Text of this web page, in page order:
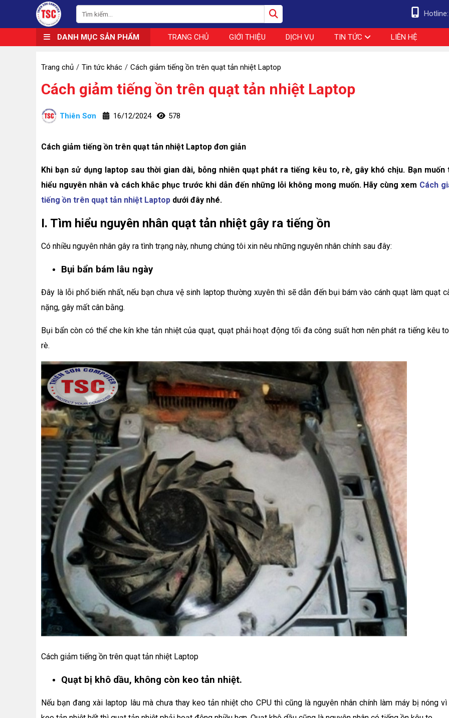
DANH MỤC SẢN PHẨM TRANG CHỦ GIỚI THIỆU DỊCH VỤ TIN TỨC LIÊN HỆ
Trang chủ Tin tức khác Cách giảm tiếng ồn trên quạt tản nhiệt Laptop
Cách giảm tiếng ồn trên quạt tản nhiệt Laptop
Thiên Sơn 16/12/2024 578
Cách giảm tiếng ồn trên quạt tản nhiệt Laptop đơn giản
Khi bạn sử dụng laptop sau thời gian dài, bỗng nhiên quạt phát ra tiếng kêu to, rè, gây khó chịu. Bạn muốn
hiểu nguyên nhân và cách khắc phục trước khi dẫn đến những lỗi không mong muốn. Hãy cùng xem Cách
tiếng ồn trên quạt tản nhiệt Laptop dưới đây nhé.
I. Tìm hiểu nguyên nhân quạt tản nhiệt gây ra tiếng ồn
Có nhiều nguyên nhân gây ra tình trạng này, nhưng chúng tôi xin nêu những nguyên nhân chính sau đây:
Bụi bẩn bám lâu ngày
Đây là lỗi phổ biến nhất, nếu bạn chưa vệ sinh laptop thường xuyên thì sẽ dẫn đến bụi bám vào cánh quạt làm quạt
nặng, gây mất cân bằng.
Bụi bẩn còn có thể che kín khe tản nhiệt của quạt, quạt phải hoạt động tối đa công suất hơn nên phát ra tiếng kêu
rè.
Cách giảm tiếng ồn trên quạt tản nhiệt Laptop
Quạt bị khô dầu, không còn keo tản nhiệt.
Nếu bạn đang xài laptop lâu mà chưa thay keo tản nhiệt cho CPU thì cũng là nguyên nhân chính làm máy bị nóng vì